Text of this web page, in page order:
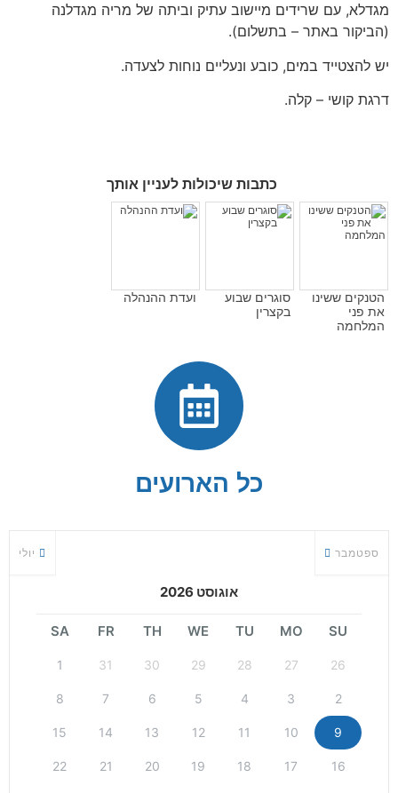
מגדלא, עם שרידים מיישוב עתיק וביתה של מריה מגדלנה
(הביקור באתר – בתשלום).
יש להצטייד במים, כובע ונעליים נוחות לצעדה.
דרגת קושי – קלה.
כתבות שיכולות לעניין אותך
הטנקים ששינו
את פני
המלחמה
סוגרים שבוע
בקצרין
ועדת ההנהלה
כל הארועים
יולי
אוגוסט 2026
ספטמבר
SU
MO
TU
WE
TH
FR
SA
26
27
28
29
30
31
1
2
3
4
5
6
7
8
9
10
11
12
13
14
15
16
17
18
19
20
21
22